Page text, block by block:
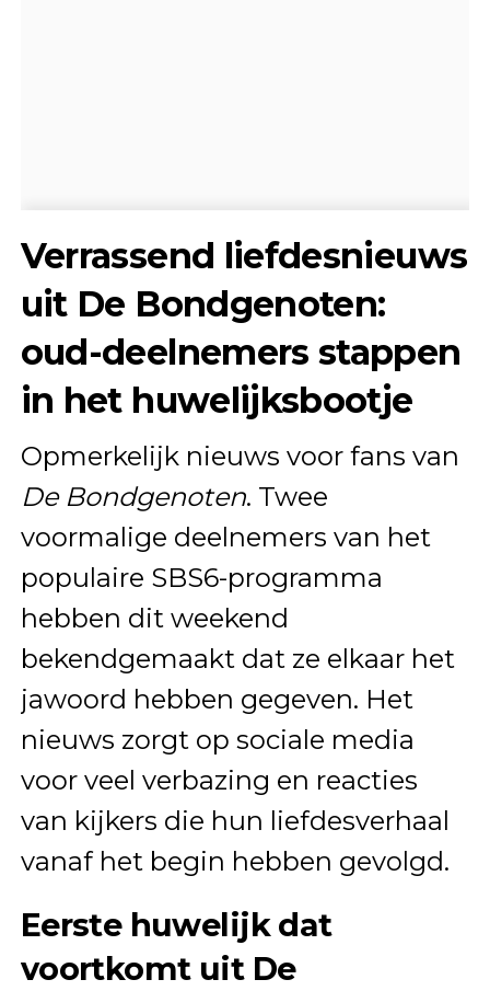
Verrassend liefdesnieuws
uit De Bondgenoten:
oud-deelnemers stappen
in het huwelijksbootje
Opmerkelijk nieuws voor fans van
De Bondgenoten. Twee
voormalige deelnemers van het
populaire SBS6-programma
hebben dit weekend
bekendgemaakt dat ze elkaar het
jawoord hebben gegeven. Het
nieuws zorgt op sociale media
voor veel verbazing en reacties
van kijkers die hun liefdesverhaal
vanaf het begin hebben gevolgd.
Eerste huwelijk dat
voortkomt uit De